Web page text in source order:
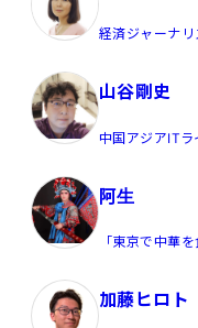
経済ジャーナ
山谷剛史
中国アジアITラ
阿生
「東京で中華を
加藤ヒロト